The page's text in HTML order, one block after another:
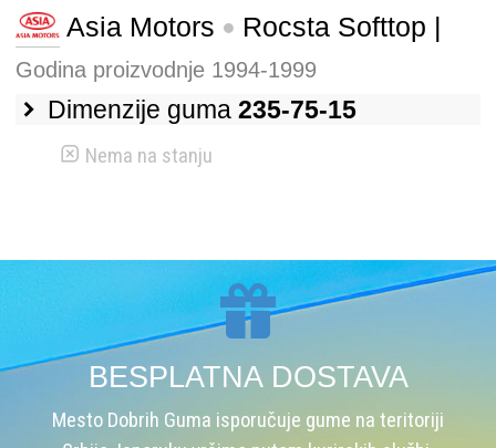
Asia Motors Rocsta Softtop |
Godina proizvodnje 1994-1999
Dimenzije guma 235-75-15
Nema na stanju
BESPLATNA DOSTAVA
Mesto Dobrih Guma isporučuje gume na teritoriji